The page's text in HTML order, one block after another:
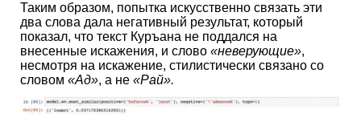
Таким образом, попытка искусственно связать эти
два слова дала негативный результат, который
показал, что текст Куръана не поддался на
внесенные искажения, и слово «неверующие»,
несмотря на искажение, стилистически связано со
словом «Ад», а не «Рай».